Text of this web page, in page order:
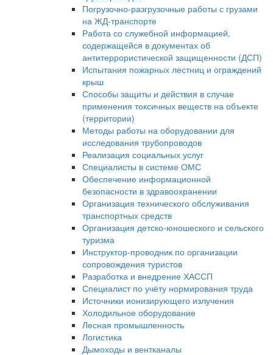
Погрузочно-разгрузочные работы с грузами
на ЖД-транспорте
Работа со служебной информацией,
содержащейся в документах об
антитеррористической защищенности (ДСП)
Испытания пожарных лестниц и ограждений
крыш
Способы защиты и действия в случае
применения токсичных веществ на объекте
(территории)
Методы работы на оборудовании для
исследования трубопроводов
Реализация социальных услуг
Специалисты в системе ОМС
Обеспечение информационной
безопасности в здравоохранении
Организация технического обслуживания
транспортных средств
Организация детско-юношеского и сельского
туризма
Инструктор-проводник по организации
сопровождения туристов
Разработка и внедрение ХАССП
Специалист по учёту нормирования труда
Источники ионизирующего излучения
Холодильное оборудование
Лесная промышленность
Логистика
Дымоходы и вентканалы